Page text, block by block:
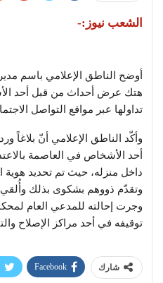
الشعب نيوز:-
أوضح الناطق الإعلامي باسم
هتك عرض أحداث من قبل أحد
تداولها عبر مواقع التواصل
وأكّد الناطق الإعلامي أنّ بلاغاً
أحد الأشخاص في العاصمة
داخل منزله، حيث تم تحديد
وتقدّم ذووهم بشكوى بذلك
وجرت إحالته للمدعي العام
توقيفه في أحد مراكز الإصلاح
شارك Facebook